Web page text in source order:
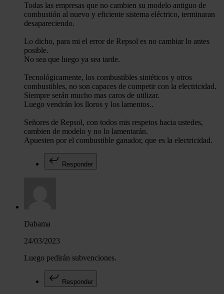
Todas las empresas que no cambien su modelo antiguo de
combustión al nuevo y eficiente sistema eléctrico, terminaran
desapareciendo.
Lo dicho, para mi el error de Repsol es no cambiar lo antes
posible.
No sea que luego ya sea tarde.
Tecnológicamente, los combustibles sintéticos y otros
combustibles, no son capaces de competir con la electricidad.
Siempre serán mucho mas caros de utilizar.
Luego vendrán los lloros y los lamentos..
Señores de Repsol, con todos mis respetos hacia ustedes,
cambien de modelo y no lo lamentarán.
Apuesten por el combustible ganador, que es la electricidad.
Responder
Dabama
24/03/2023
Luego pedirán subvenciones.
Responder